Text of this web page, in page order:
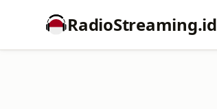
RadioStreaming.id